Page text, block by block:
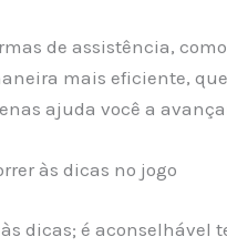
de assistência,
mais eficiente,
ajuda você a
às dicas no jogo
às dicas; é